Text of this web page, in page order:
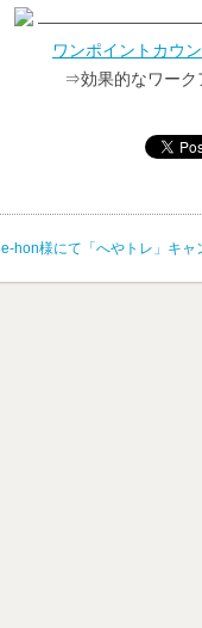
ワンポイントカウ
⇒効果的なワーク
e-hon様にて「へやトレ」キャ